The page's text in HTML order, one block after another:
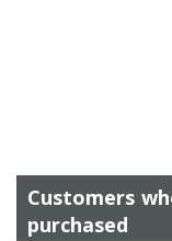
Customers
purchased